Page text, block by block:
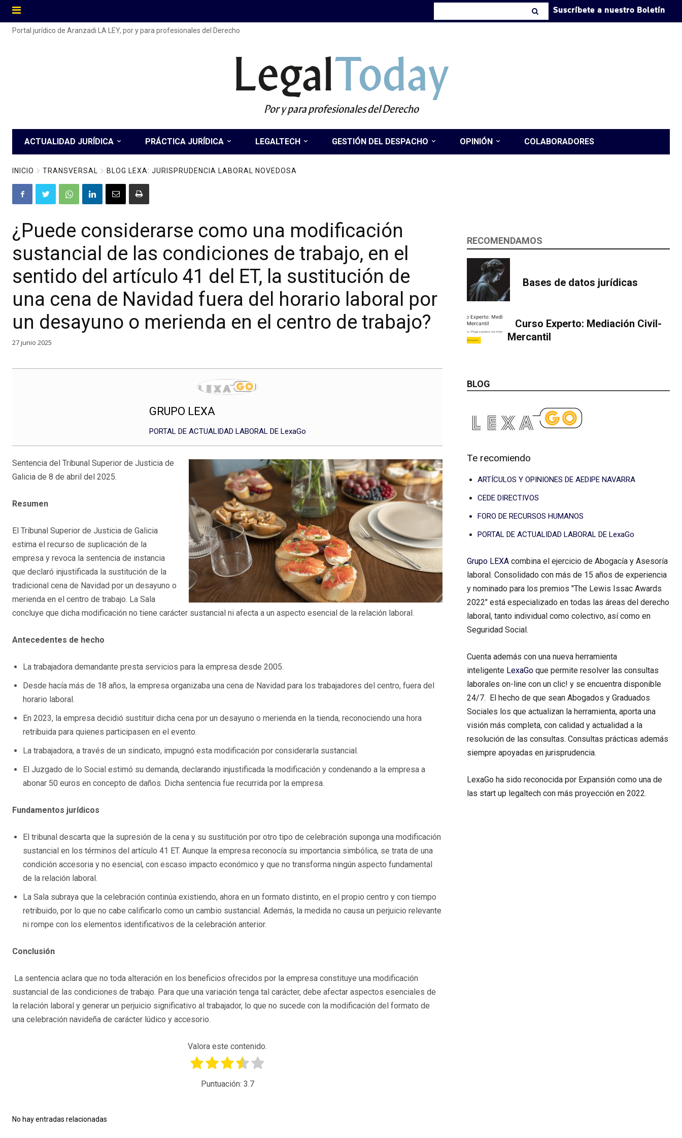
Suscríbete a nuestro Boletín
Portal jurídico de Aranzadi LA LEY, por y para profesionales del Derecho
LegalToday
Por y para profesionales del Derecho
ACTUALIDAD JURÍDICA PRÁCTICA JURÍDICA LEGALTECH GESTIÓN DEL DESPACHO OPINIÓN COLABORADORES
INICIO TRANSVERSAL BLOG LEXA: JURISPRUDENCIA LABORAL NOVEDOSA
¿Puede considerarse como una modificación
sustancial de las condiciones de trabajo, en el
sentido del artículo 41 del ET, la sustitución de
una cena de Navidad fuera del horario laboral por
un desayuno o merienda en el centro de trabajo?
27 junio 2025
GRUPO LEXA
PORTAL DE ACTUALIDAD LABORAL DE LexaGo
Sentencia del Tribunal Superior de Justicia de
Galicia de 8 de abril del 2025.
Resumen
El Tribunal Superior de Justicia de Galicia
estima el recurso de suplicación de la
empresa y revoca la sentencia de instancia
que declaró injustificada la sustitución de la
tradicional cena de Navidad por un desayuno o
merienda en el centro de trabajo. La Sala
concluye que dicha modificación no tiene carácter sustancial ni afecta a un aspecto esencial de la relación laboral.
Antecedentes de hecho
La trabajadora demandante presta servicios para la empresa desde 2005.
Desde hacía más de 18 años, la empresa organizaba una cena de Navidad para los trabajadores del centro, fuera del
horario laboral.
En 2023, la empresa decidió sustituir dicha cena por un desayuno o merienda en la tienda, reconociendo una hora
retribuida para quienes participasen en el evento.
La trabajadora, a través de un sindicato, impugnó esta modificación por considerarla sustancial.
El Juzgado de lo Social estimó su demanda, declarando injustificada la modificación y condenando a la empresa a
abonar 50 euros en concepto de daños. Dicha sentencia fue recurrida por la empresa.
Fundamentos jurídicos
El tribunal descarta que la supresión de la cena y su sustitución por otro tipo de celebración suponga una modificación
sustancial en los términos del artículo 41 ET. Aunque la empresa reconocía su importancia simbólica, se trata de una
condición accesoria y no esencial, con escaso impacto económico y que no transforma ningún aspecto fundamental
de la relación laboral.
La Sala subraya que la celebración continúa existiendo, ahora en un formato distinto, en el propio centro y con tiempo
retribuido, por lo que no cabe calificarlo como un cambio sustancial. Además, la medida no causa un perjuicio relevante
ni rompe con los elementos identificativos de la celebración anterior.
Conclusión
La sentencia aclara que no toda alteración en los beneficios ofrecidos por la empresa constituye una modificación
sustancial de las condiciones de trabajo. Para que una variación tenga tal carácter, debe afectar aspectos esenciales de
la relación laboral y generar un perjuicio significativo al trabajador, lo que no sucede con la modificación del formato de
una celebración navideña de carácter lúdico y accesorio.
Valora este contenido.
Puntuación: 3.7
No hay entradas relacionadas
RECOMENDAMOS
Bases de datos jurídicas
Curso Experto: Mediación Civil-
Mercantil
BLOG
Te recomiendo
ARTÍCULOS Y OPINIONES DE AEDIPE NAVARRA
CEDE DIRECTIVOS
FORO DE RECURSOS HUMANOS
PORTAL DE ACTUALIDAD LABORAL DE LexaGo
Grupo LEXA combina el ejercicio de Abogacía y Asesoría
laboral. Consolidado con más de 15 años de experiencia
y nominado para los premios "The Lewis Issac Awards
2022" está especializado en todas las áreas del derecho
laboral, tanto individual como colectivo, así como en
Seguridad Social.
Cuenta además con una nueva herramienta
inteligente LexaGo que permite resolver las consultas
laborales on-line con un clic! y se encuentra disponible
24/7. El hecho de que sean Abogados y Graduados
Sociales los que actualizan la herramienta, aporta una
visión más completa, con calidad y actualidad a la
resolución de las consultas. Consultas prácticas además
siempre apoyadas en jurisprudencia.
LexaGo ha sido reconocida por Expansión como una de
las start up legaltech con más proyección en 2022.